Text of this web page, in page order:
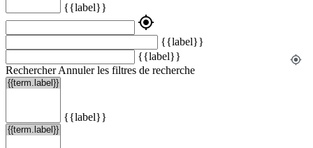
{{label}}
my_location
my_location
{{label}}
{{label}}
Rechercher Annuler les filtres de recherche
{{label}}